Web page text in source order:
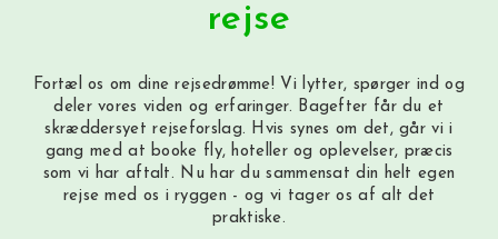
rejse
Fortæl os om dine rejsedrømme! Vi lytter, spørger ind og
deler vores viden og erfaringer. Bagefter får du et
skræddersyet rejseforslag. Hvis synes om det, går vi i
gang med at booke fly, hoteller og oplevelser, præcis
som vi har aftalt. Nu har du sammensat din helt egen
rejse med os i ryggen - og vi tager os af alt det
praktiske.